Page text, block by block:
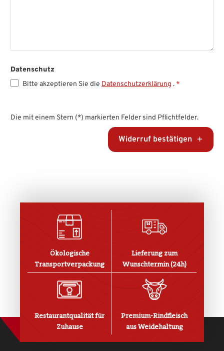
Datenschutz
Bitte akzeptieren Sie die Datenschutzerklärung . *
Die mit einem Stern (*) markierten Felder sind Pflichtfelder.
Widerruf bestätigen
Ökologische
Transportverpackung
Lieferung zum
Wunschtermin (24h)
Restaurantqualität für
Zuhause
Premium-Rindfleisch
aus Weidehaltung